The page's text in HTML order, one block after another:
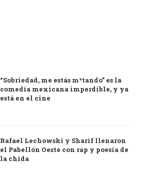
“Sobriedad, me estás m*tando” es la
comedia mexicana imperdible, y ya
está en el cine
Rafael Lechowski y Sharif llenaron
el Pabellón Oeste con rap y poesía de
la chida